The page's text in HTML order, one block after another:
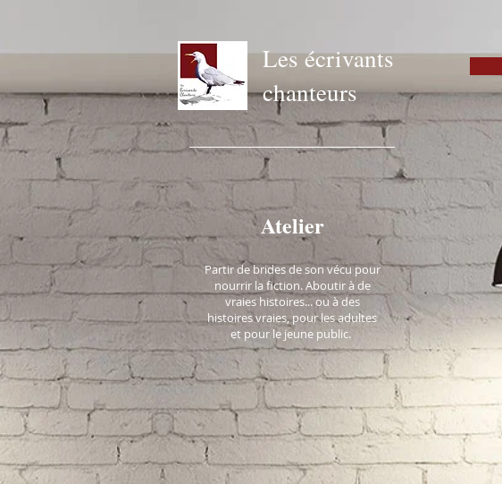
Les écrivants
chanteurs
Atelier
Partir de brides de son vécu pour
nourrir la fiction. Aboutir à de
vraies histoires... ou à des
histoires vraies, pour les adultes
et pour le jeune public.